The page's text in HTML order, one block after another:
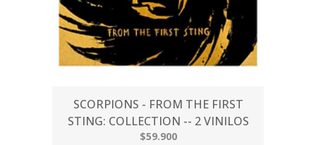
SCORPIONS - FROM THE FIRST
STING: COLLECTION -- 2 VINILOS
$59.900